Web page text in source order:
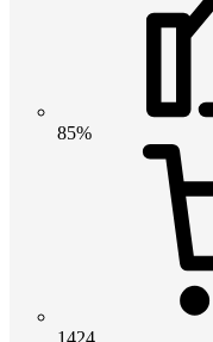
85%
1424